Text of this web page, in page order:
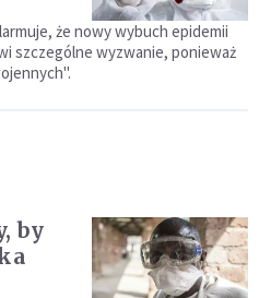
że nowy wybuch epidemii
szczególne wyzwanie, ponieważ
by